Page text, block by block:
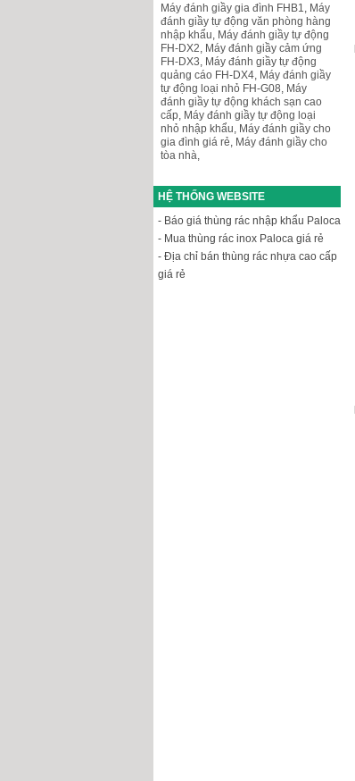
Máy đánh giầy gia đình FHB1, Máy
đánh giầy tự động văn phòng hàng
nhập khẩu, Máy đánh giầy tự động
FH-DX2, Máy đánh giầy cảm ứng
FH-DX3, Máy đánh giầy tự động
quảng cáo FH-DX4, Máy đánh giầy
tự động loại nhỏ FH-G08, Máy
đánh giầy tự động khách sạn cao
cấp, Máy đánh giầy tự động loại
nhỏ nhập khẩu, Máy đánh giầy cho
gia đình giá rẻ, Máy đánh giầy cho
tòa nhà,
HỆ THỐNG WEBSITE
- Báo giá thùng rác nhập khẩu Paloca
- Mua thùng rác inox Paloca giá rẻ
- Địa chỉ bán thùng rác nhựa cao cấp
giá rẻ